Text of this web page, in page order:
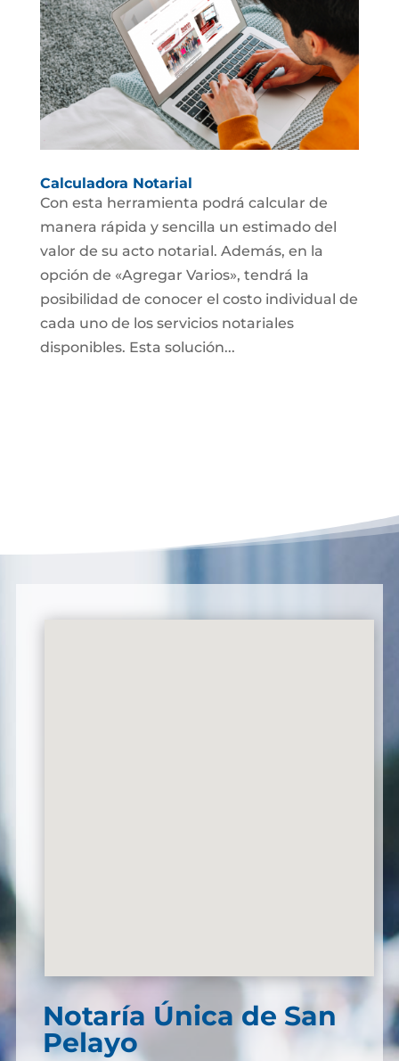
Calculadora Notarial
Con esta herramienta podrá calcular de
manera rápida y sencilla un estimado del
valor de su acto notarial. Además, en la
opción de «Agregar Varios», tendrá la
posibilidad de conocer el costo individual de
cada uno de los servicios notariales
disponibles. Esta solución...
Notaría Única de San
Pelayo